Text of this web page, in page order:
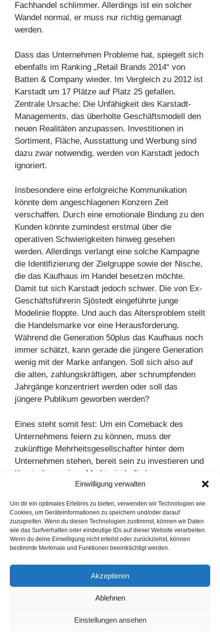
Einwilligung verwalten
Um dir ein optimales Erlebnis zu bieten, verwenden wir Technologien wie
Cookies, um Geräteinformationen zu speichern und/oder darauf
zuzugreifen. Wenn du diesen Technologien zustimmst, können wir Daten
wie das Surfverhalten oder eindeutige IDs auf dieser Website verarbeiten.
Wenn du deine Einwilligung nicht erteilst oder zurückziehst, können
bestimmte Merkmale und Funktionen beeinträchtigt werden.
Akzeptieren
Ablehnen
Einstellungen ansehen
Fachhandel schlimmer. Allerdings ist ein solcher
Wandel normal, er muss nur richtig gemanagt
werden.
Dass das Unternehmen Probleme hat, spiegelt sich
ebenfalls im Ranking „Retail Brands 2014“ von
Batten & Company wieder. Im Vergleich zu 2012 ist
Karstadt um 17 Plätze auf Platz 25 gefallen.
Zentrale Ursache: Die Unfähigkeit des Karstadt-
Managements, das überholte Geschäftsmodell den
neuen Realitäten anzupassen. Investitionen in
Sortiment, Fläche, Ausstattung und Werbung sind
dazu zwar notwendig, werden von Karstadt jedoch
ignoriert.
Insbesondere eine erfolgreiche Kommunikation
könnte dem angeschlagenen Konzern Zeit
verschaffen. Durch eine emotionale Bindung zu den
Kunden könnte zumindest erstmal über die
operativen Schwierigkeiten hinweg gesehen
werden. Allerdings verlangt eine solche Kampagne
die Identifizierung der Zielgruppe sowie der Nische,
die das Kaufhaus im Handel besetzen möchte.
Damit tut sich Karstadt jedoch schwer. Die von Ex-
Geschäftsführerin Sjöstedt eingeführte junge
Modelinie floppte. Und auch das Altersproblem stellt
die Handelsmarke vor eine Herausforderung.
Während die Generation 50plus das Kaufhaus noch
immer schätzt, kann gerade die jüngere Generation
wenig mit der Marke anfangen. Soll sich also auf
die alten, zahlungskräftigen, aber schrumpfenden
Jahrgänge konzentriert werden oder soll das
jüngere Publikum geworben werden?
Eines steht somit fest: Um ein Comeback des
Unternehmens feiern zu können, muss der
zukünftige Mehrheitsgesellschafter hinter dem
Unternehmen stehen, bereit sein zu investieren und
Karstadt so seinen Markt wiederfinden.
Kategorien
PR Blog
#Hashtag
Das Smartphone als Grillhelfer
FAQ